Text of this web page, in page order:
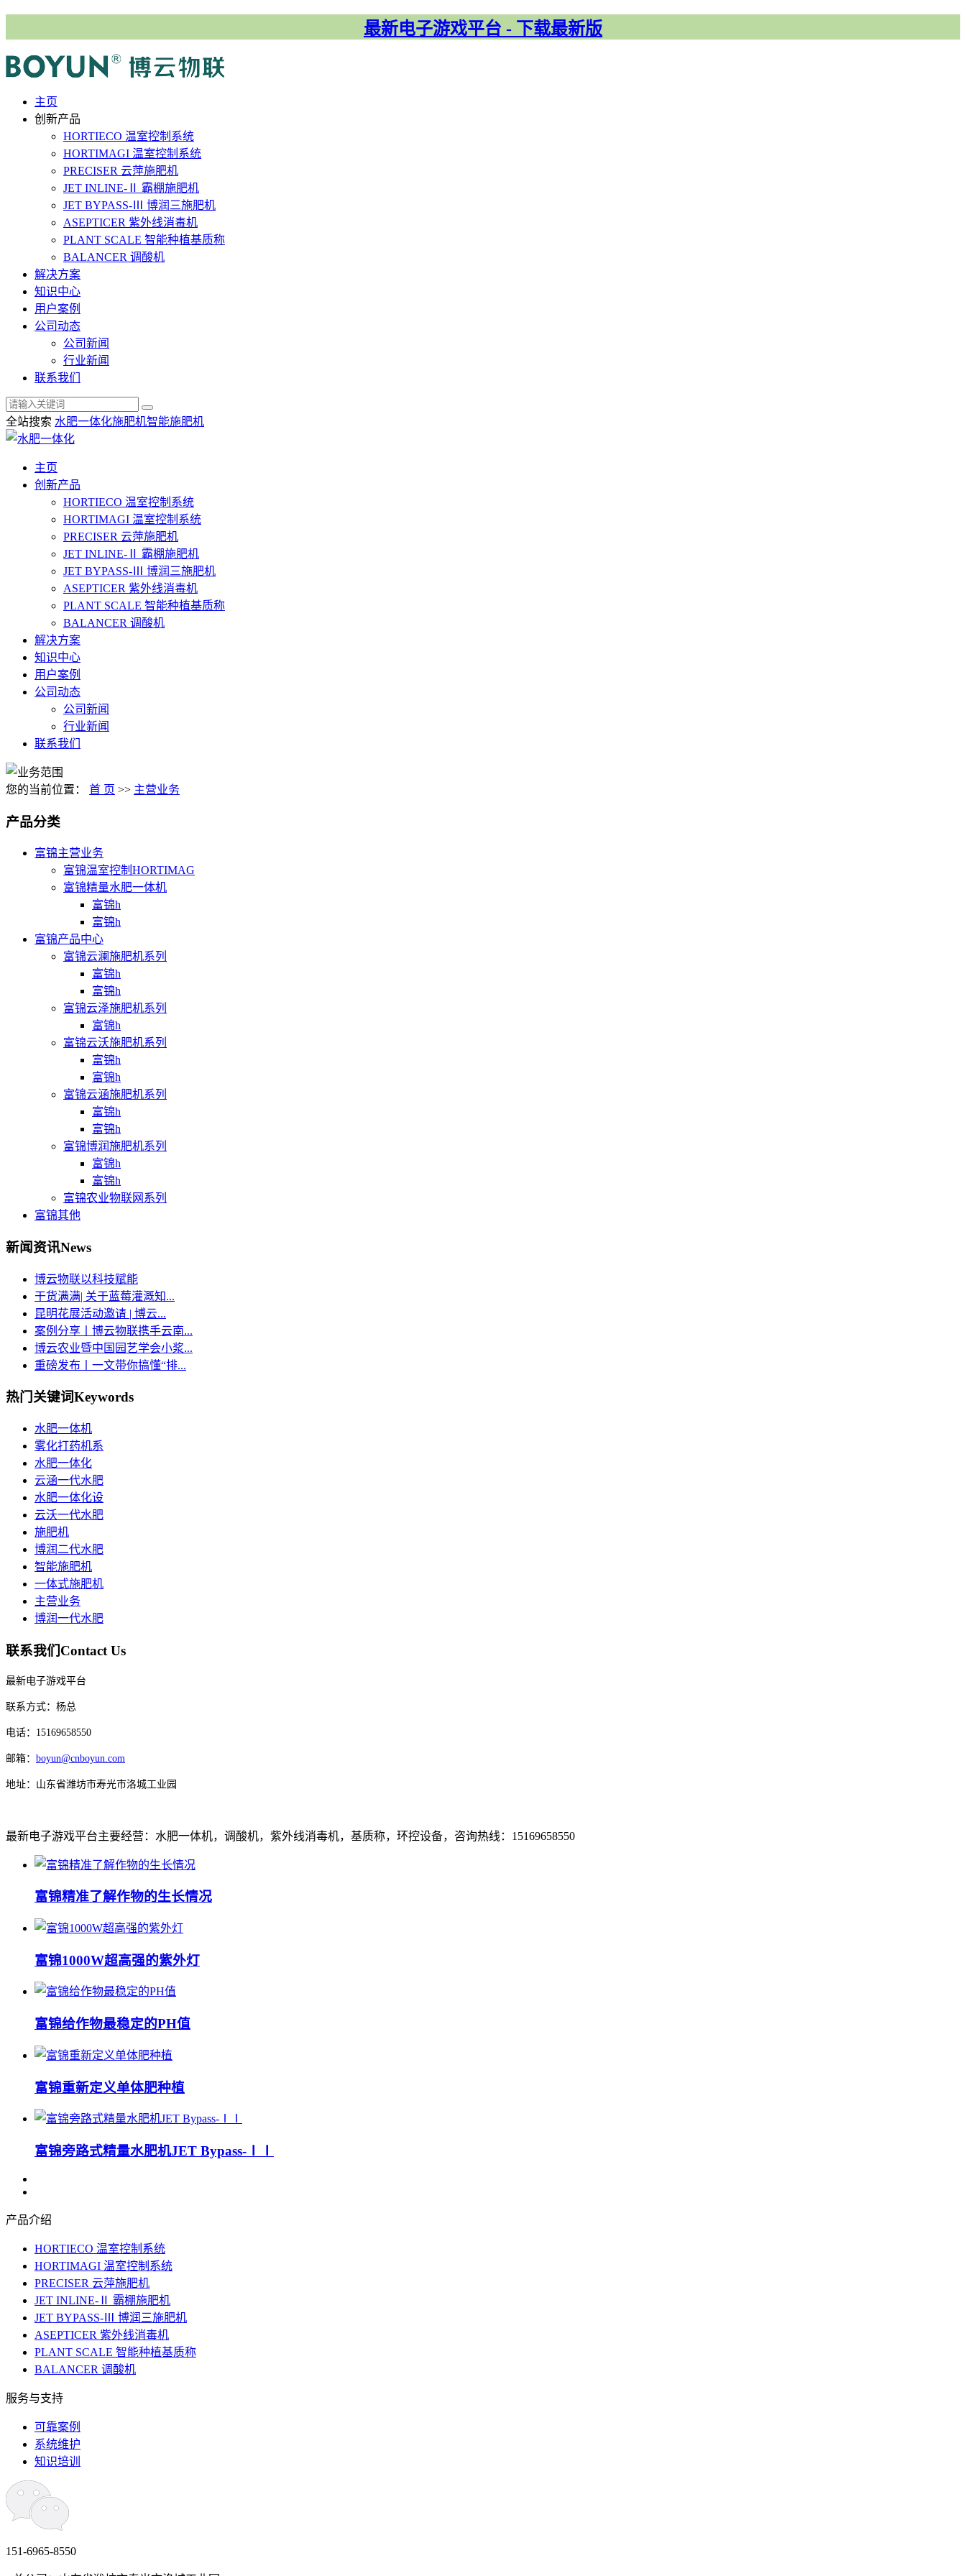
最新电子游戏平台 - 下载最新版
主⻚
创新产品
HORTIECO 温室控制系统
HORTIMAGI 温室控制系统
PRECISER 云萍施肥机
JET INLINE-Ⅱ 霸棚施肥机
JET BYPASS-Ⅲ 博润三施肥机
ASEPTICER 紫外线消毒机
PLANT SCALE 智能种植基质称
BALANCER 调酸机
解决⽅案
知识中心
用户案例
公司动态
公司新闻
行业新闻
联系我们
全站搜索 水肥一体化施肥机智能施肥机
主页
创新产品
HORTIECO 温室控制系统
HORTIMAGI 温室控制系统
PRECISER 云萍施肥机
JET INLINE-Ⅱ 霸棚施肥机
JET BYPASS-Ⅲ 博润三施肥机
ASEPTICER 紫外线消毒机
PLANT SCALE 智能种植基质称
BALANCER 调酸机
解决方案
知识中心
用户案例
公司动态
公司新闻
行业新闻
联系我们
您的当前位置： 首 页 >> 主营业务
产品分类
富锦主营业务
富锦温室控制HORTIMAG
富锦精量水肥一体机
富锦h
富锦h
富锦产品中心
富锦云澜施肥机系列
富锦h
富锦h
富锦云泽施肥机系列
富锦h
富锦云沃施肥机系列
富锦h
富锦h
富锦云涵施肥机系列
富锦h
富锦h
富锦博润施肥机系列
富锦h
富锦h
富锦农业物联网系列
富锦其他
新闻资讯News
博云物联以科技赋能
干货满满| 关于蓝莓灌溉知...
昆明花展活动邀请 | 博云...
案例分享丨博云物联携手云南...
博云农业暨中国园艺学会小浆...
重磅发布丨一文带你搞懂“排...
热门关键词Keywords
水肥一体机
雾化打药机系
水肥一体化
云涵一代水肥
水肥一体化设
云沃一代水肥
施肥机
博润二代水肥
智能施肥机
一体式施肥机
主营业务
博润一代水肥
联系我们Contact Us
最新电子游戏平台
联系方式：杨总
电话：15169658550
邮箱： boyun@cnboyun.com
地址：山东省潍坊市寿光市洛城工业园
最新电子游戏平台主要经营：水肥一体机，调酸机，紫外线消毒机，基质称，环控设备，咨询热线：15169658550
富锦精准了解作物的生长情况
富锦1000W超高强的紫外灯
富锦给作物最稳定的PH值
富锦重新定义单体肥种植
富锦旁路式精量水肥机JET Bypass-ⅠⅠ
产品介绍
HORTIECO 温室控制系统
HORTIMAGI 温室控制系统
PRECISER 云萍施肥机
JET INLINE-Ⅱ 霸棚施肥机
JET BYPASS-Ⅲ 博润三施肥机
ASEPTICER 紫外线消毒机
PLANT SCALE 智能种植基质称
BALANCER 调酸机
服务与支持
可靠案例
系统维护
知识培训
151-6965-8550